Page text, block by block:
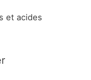
et acides